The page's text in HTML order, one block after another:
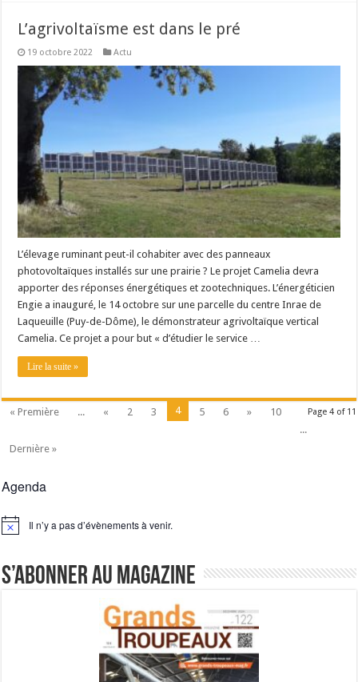
L’agrivoltaïsme est dans le pré
19 octobre 2022 Actu
L’élevage ruminant peut-il cohabiter avec des panneaux
photovoltaïques installés sur une prairie ? Le projet Camelia devra
apporter des réponses énergétiques et zootechniques. L’énergéticien
Engie a inauguré, le 14 octobre sur une parcelle du centre Inrae de
Laqueuille (Puy-de-Dôme), le démonstrateur agrivoltaïque vertical
Camelia. Ce projet a pour but « d’étudier le service …
Lire la suite »
Page 4 of 11
« Première ... « 2 3 4 5 6 »
10
...
Dernière »
Agenda
Notice Il n’y a pas d’évènements à venir.
S’abonner au magazine